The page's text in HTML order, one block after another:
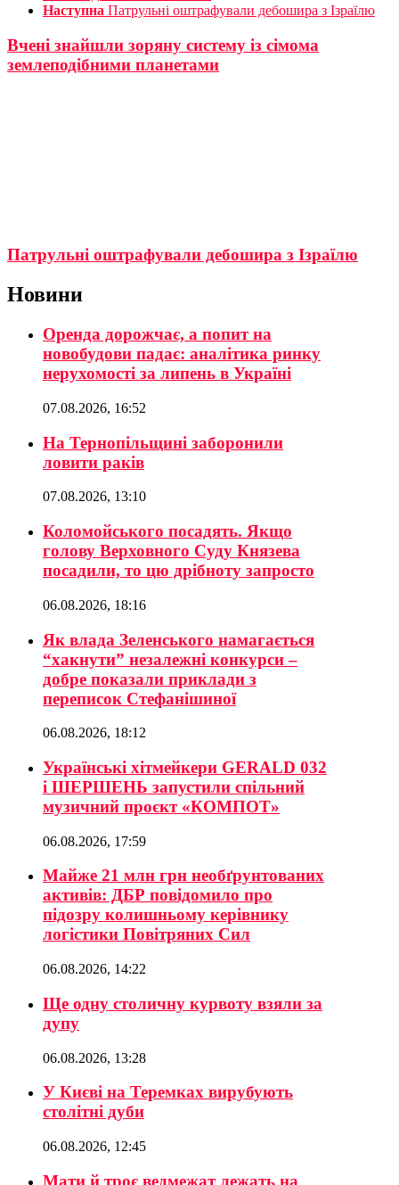
Наступна Патрульні оштрафували дебошира з Ізраїлю
Вчені знайшли зоряну систему із сімома
землеподібними планетами
Патрульні оштрафували дебошира з Ізраїлю
Новини
Оренда дорожчає, а попит на
новобудови падає: аналітика ринку
нерухомості за липень в Україні
07.08.2026, 16:52
На Тернопільщині заборонили
ловити раків
07.08.2026, 13:10
Коломойського посадять. Якщо
голову Верховного Суду Князева
посадили, то цю дрібноту запросто
06.08.2026, 18:16
Як влада Зеленського намагається
“хакнути” незалежні конкурси –
добре показали приклади з
переписок Стефанішиної
06.08.2026, 18:12
Українські хітмейкери GERALD 032
і ШЕРШЕНЬ запустили спільний
музичний проєкт «КОМПОТ»
06.08.2026, 17:59
Майже 21 млн грн необґрунтованих
активів: ДБР повідомило про
підозру колишньому керівнику
логістики Повітряних Сил
06.08.2026, 14:22
Ще одну столичну курвоту взяли за
дупу
06.08.2026, 13:28
У Києві на Теремках вирубують
столітні дуби
06.08.2026, 12:45
Мати й троє ведмежат лежать на